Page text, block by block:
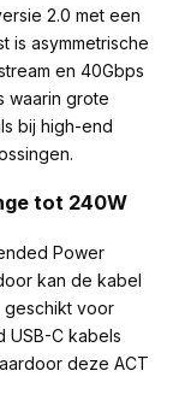
2.0 met een
is asymmetrische
en 40Gbps
waarin grote
bij high-end
tot 240W
Power
kan de kabel
geschikt voor
USB-C kabels
deze ACT